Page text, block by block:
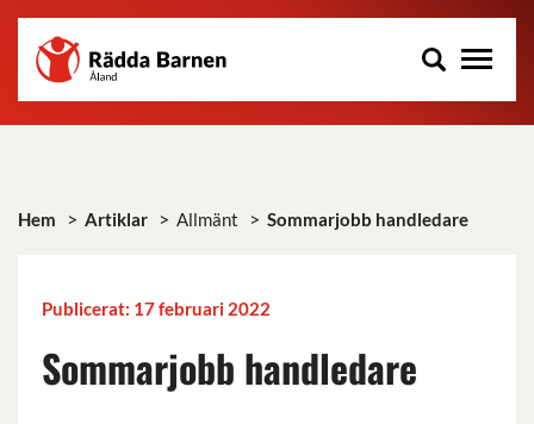
Hoppa
till
huvudinnehåll
Rädda
Barnen
på
Åland
Hem > Artiklar > Allmänt > Sommarjobb handledare
Publicerat: 17 februari 2022
Sommarjobb handledare